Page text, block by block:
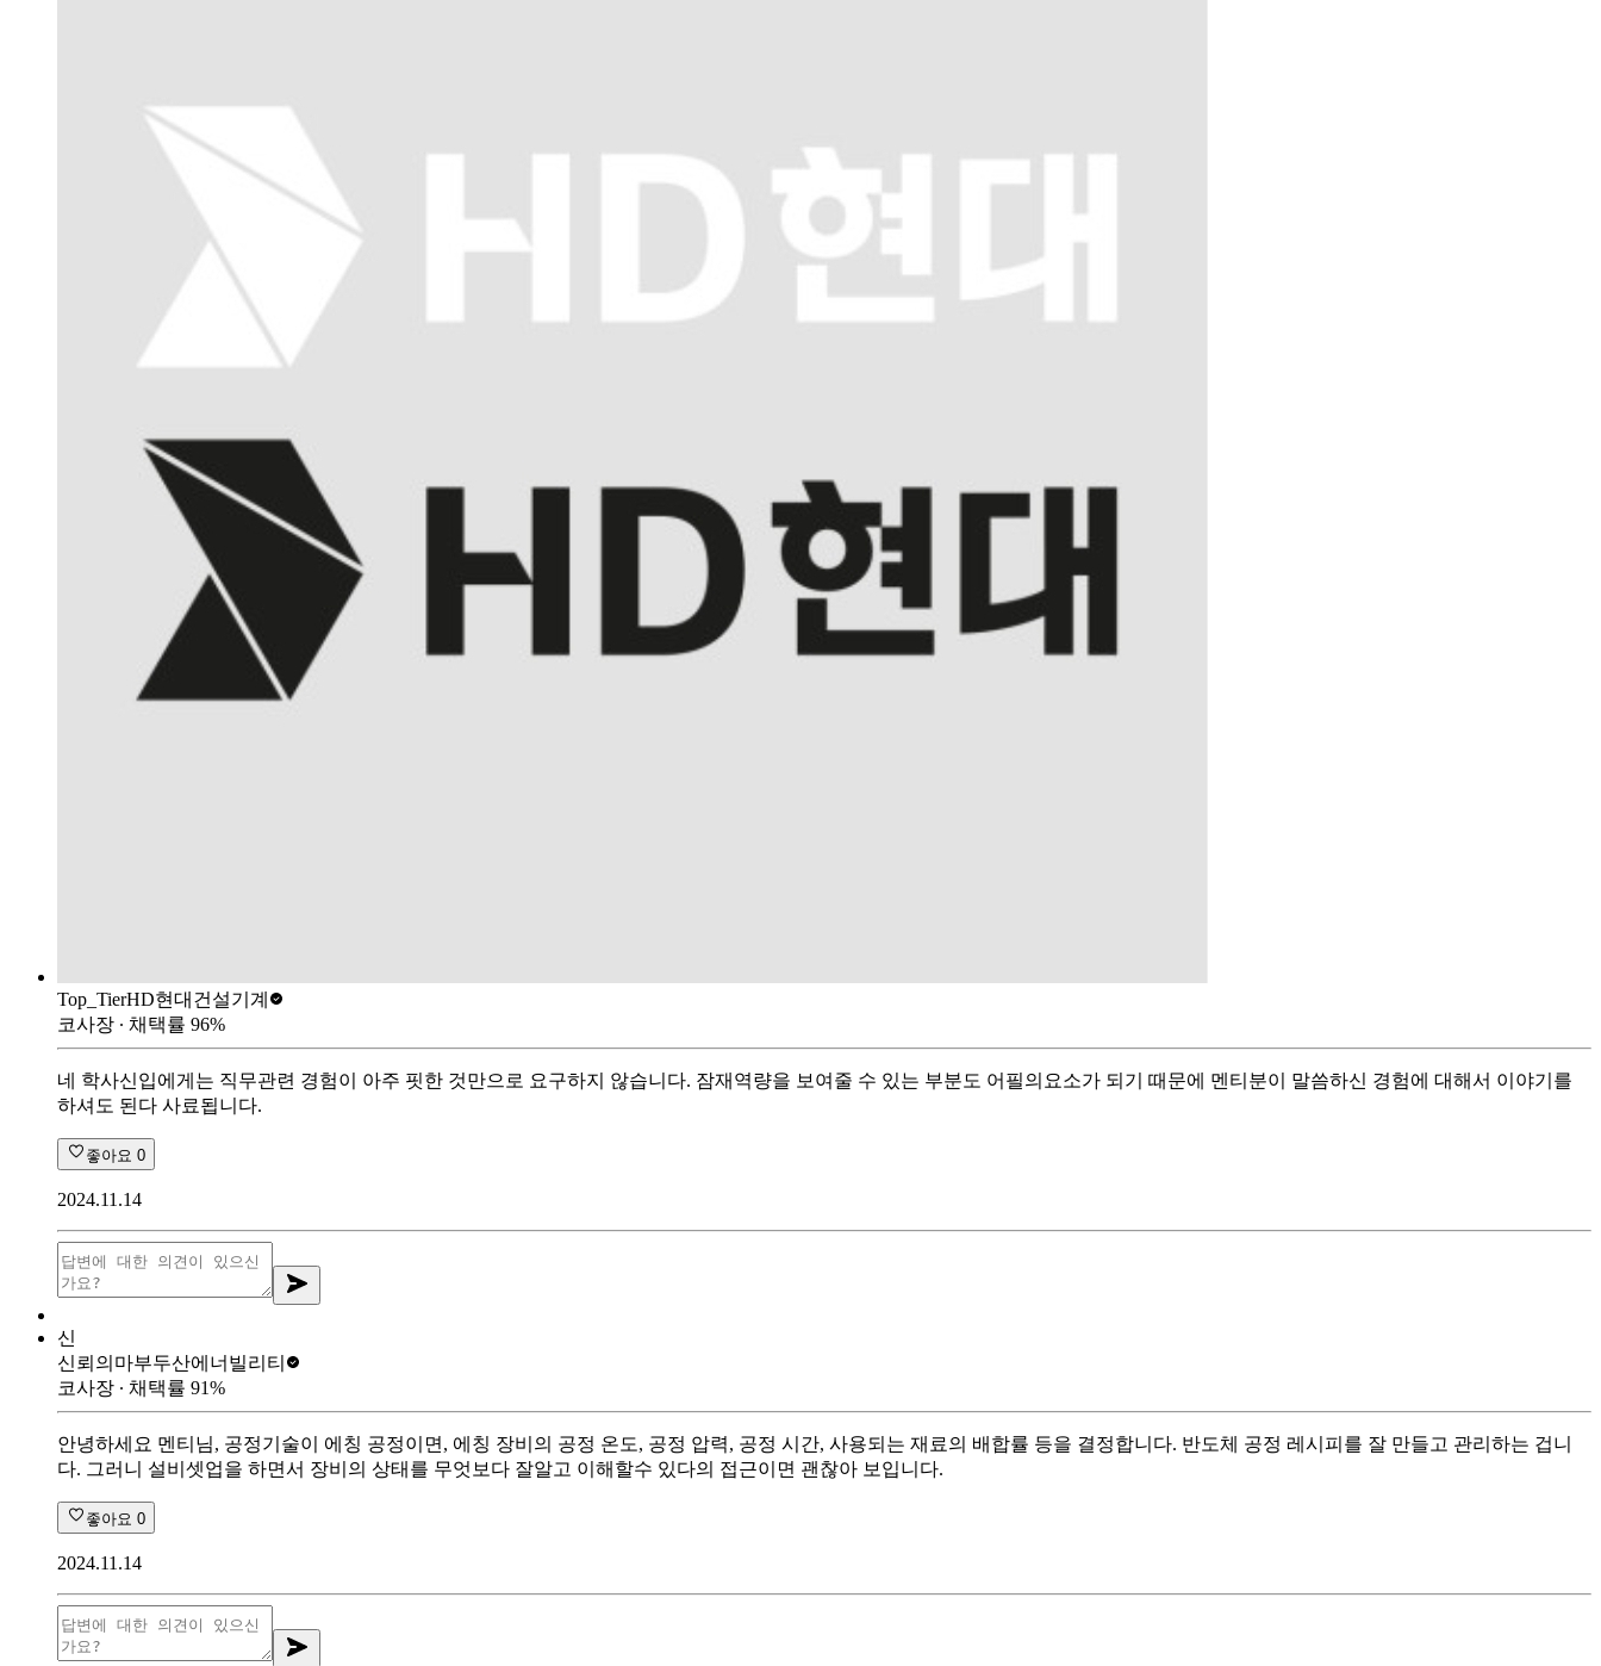
Top_TierHD현대건설기계
코사장 ∙ 채택률 96%
네 학사신입에게는 직무관련 경험이 아주 핏한 것만으로 요구하지 않습니다. 잠재역량을 보여줄 수 있는 부분도 어필의요소가 되기 때문에 멘티분이 말씀하신 경험에 대해서 이야기를
하셔도 된다 사료됩니다.
좋아요 0
2024.11.14
신
신뢰의마부두산에너빌리티
코사장 ∙ 채택률 91%
안녕하세요 멘티님, 공정기술이 에칭 공정이면, 에칭 장비의 공정 온도, 공정 압력, 공정 시간, 사용되는 재료의 배합률 등을 결정합니다. 반도체 공정 레시피를 잘 만들고 관리하는 겁니
다. 그러니 설비셋업을 하면서 장비의 상태를 무엇보다 잘알고 이해할수 있다의 접근이면 괜찮아 보입니다.
좋아요 0
2024.11.14